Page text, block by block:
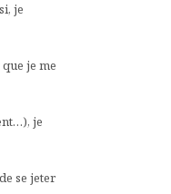
je
je me
je
se jeter